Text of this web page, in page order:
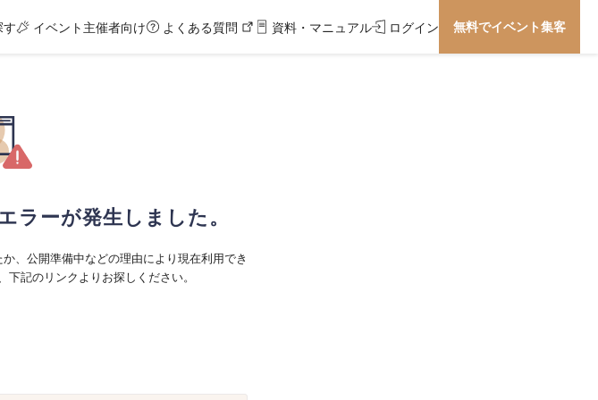
す イベント主催者向け よくある質問 資料・マニュアル ログイン 無料でイベント集客
ラーが発生しました。
、公開準備中などの理由により現在利用でき
記のリンクよりお探しください。